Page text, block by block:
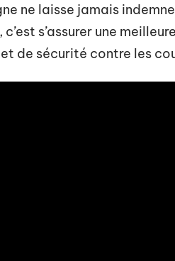
ne laisse jamais
, c’est s’assurer une
de sécurité contre les